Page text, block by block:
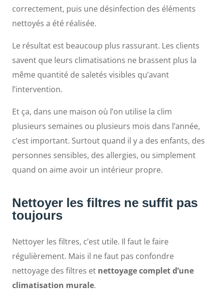
correctement, puis une désinfection des éléments
nettoyés a été réalisée.
Le résultat est beaucoup plus rassurant. Les clients
savent que leurs climatisations ne brassent plus la
même quantité de saletés visibles qu’avant
l’intervention.
Et ça, dans une maison où l’on utilise la clim
plusieurs semaines ou plusieurs mois dans l’année,
c’est important. Surtout quand il y a des enfants, des
personnes sensibles, des allergies, ou simplement
quand on aime avoir un intérieur propre.
Nettoyer les filtres ne suffit pas
toujours
Nettoyer les filtres, c’est utile. Il faut le faire
régulièrement. Mais il ne faut pas confondre
nettoyage des filtres et nettoyage complet d’une
climatisation murale.